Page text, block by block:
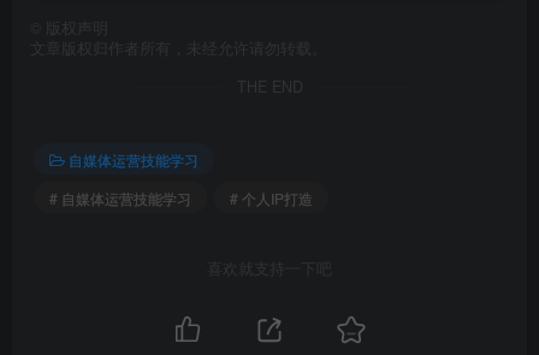
版权声明
文章版权归作者所有，未经允许请勿转载。
THE END
自媒体运营技能学习
# 自媒体运营技能学习
# 个人IP打造
喜欢就支持一下吧